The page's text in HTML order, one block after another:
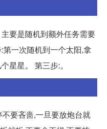
要是随机到额外任务需要
一次随机到一个太阳,拿
星星。 第三步:。
要吝啬,一旦要放炮台就